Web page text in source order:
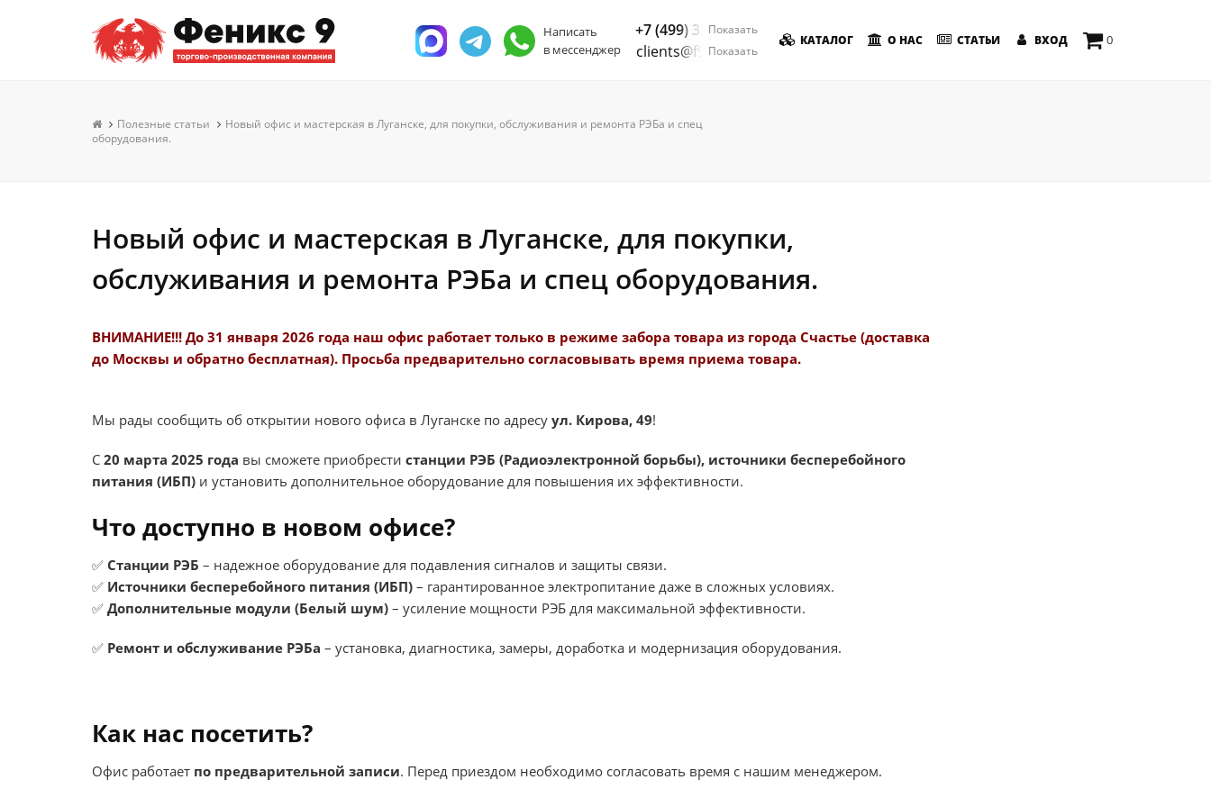
0
Написать
в мессенджер
+7 (499) 350-55-05
Показать
clients@f9.market
Показать
КАТАЛОГ О НАС СТАТЬИ ВХОД
Полезные статьи
Новый офис и мастерская в Луганске, для покупки, обслуживания и ремонта РЭБа и спец
оборудования.
Новый офис и мастерская в Луганске, для покупки,
обслуживания и ремонта РЭБа и спец оборудования.
ВНИМАНИЕ!!! До 31 января 2026 года наш офис работает только в режиме забора товара из города Счастье (доставка
до Москвы и обратно бесплатная). Просьба предварительно согласовывать время приема товара.
Мы рады сообщить об открытии нового офиса в Луганске по адресу ул. Кирова, 49!
С 20 марта 2025 года вы сможете приобрести станции РЭБ (Радиоэлектронной борьбы), источники бесперебойного
питания (ИБП) и установить дополнительное оборудование для повышения их эффективности.
Что доступно в новом офисе?
✅ Станции РЭБ – надежное оборудование для подавления сигналов и защиты связи.
✅ Источники бесперебойного питания (ИБП) – гарантированное электропитание даже в сложных условиях.
✅ Дополнительные модули (Белый шум) – усиление мощности РЭБ для максимальной эффективности.
✅ Ремонт и обслуживание РЭБа – установка, диагностика, замеры, доработка и модернизация оборудования.
Как нас посетить?
Офис работает по предварительной записи. Перед приездом необходимо согласовать время с нашим менеджером.